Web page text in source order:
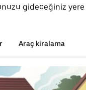
gideceğiniz yere
Araç kiralama